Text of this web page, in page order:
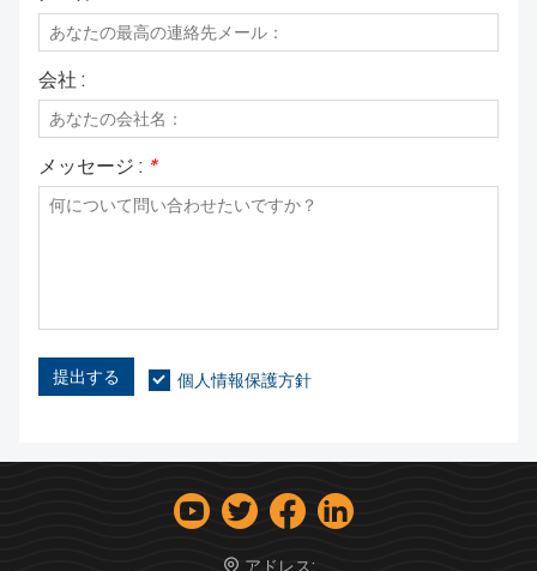
会社 :
メッセージ : *
提出する 個人情報保護方針